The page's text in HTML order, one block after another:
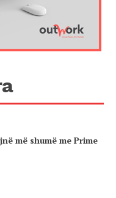
më shumë me Prime